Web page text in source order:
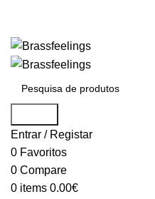
Entrar / Registar
0 Favoritos
0 Compare
0 items 0.00€